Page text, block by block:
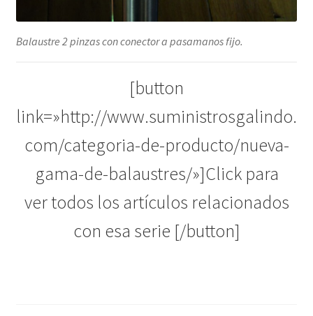
Balaustre 2 pinzas con conector a pasamanos fijo.
[button
link=»http://www.suministrosgalindo.
com/categoria-de-producto/nueva-
gama-de-balaustres/»]Click para
ver todos los artículos relacionados
con esa serie [/button]